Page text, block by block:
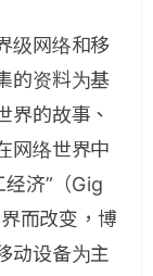
级网络和移
的资料为基
界的故事、
网络世界中
济”（Gig
而改变，博
动设备为主